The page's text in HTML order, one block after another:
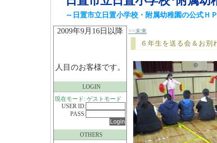
～日置市立日置小学校・附属幼稚園の公式Ｈ
2009年9月16日以降
人目のお客様です。
LOGIN
現在モード: ゲストモード
USER ID:
PASS:
OTHERS
<<未来
６年生を送る会＆お別